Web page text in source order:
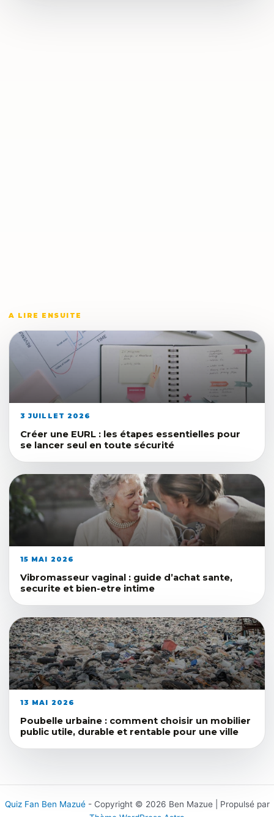
A LIRE ENSUITE
3 JUILLET 2026
Créer une EURL : les étapes essentielles pour
se lancer seul en toute sécurité
15 MAI 2026
Vibromasseur vaginal : guide d’achat sante,
securite et bien-etre intime
13 MAI 2026
Poubelle urbaine : comment choisir un mobilier
public utile, durable et rentable pour une ville
Quiz Fan Ben Mazué- Copyright © 2026 Ben Mazue | Propulsé par